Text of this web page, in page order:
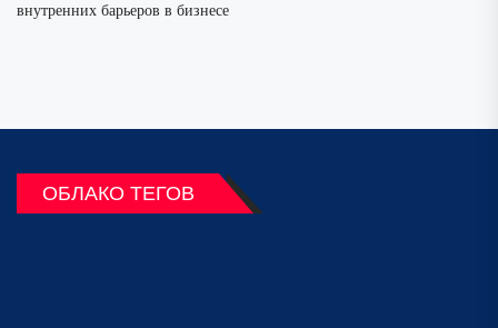
внутренних барьеров в бизнесе
ОБЛАКО ТЕГОВ